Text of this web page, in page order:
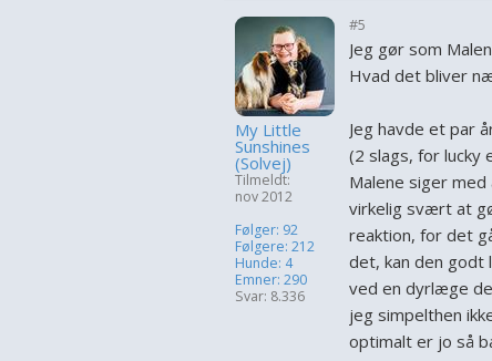
My Little
Sunshines
(Solvej)
Tilmeldt:
nov 2012
Følger: 92
Følgere: 212
Hunde: 4
Emner: 290
Svar: 8.336
#5
Jeg gør som
Hvad det bliver
Jeg havde et par
(2 slags, for lucky
Malene siger
virkelig svært at
reaktion, for det
det, kan den godt
ved en dyrlæge
jeg simpelthen
optimalt er jo så